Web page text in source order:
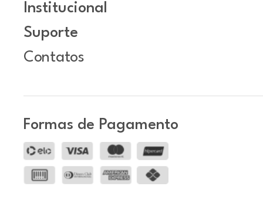
Institucional
Suporte
Contatos
Formas de Pagamento